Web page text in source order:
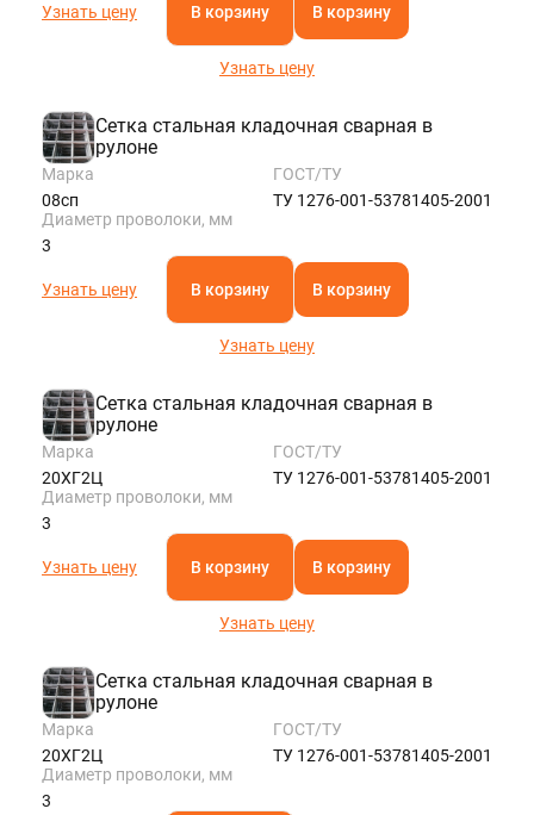
Узнать цену В корзину В корзину
Узнать цену
Сетка стальная кладочная сварная в
рулоне
Марка
08сп
ГОСТ/ТУ
ТУ 1276-001-53781405-2001
Диаметр проволоки, мм
3
Узнать цену В корзину В корзину
Узнать цену
Сетка стальная кладочная сварная в
рулоне
Марка
20ХГ2Ц
ГОСТ/ТУ
ТУ 1276-001-53781405-2001
Диаметр проволоки, мм
3
Узнать цену В корзину В корзину
Узнать цену
Сетка стальная кладочная сварная в
рулоне
Марка
20ХГ2Ц
ГОСТ/ТУ
ТУ 1276-001-53781405-2001
Диаметр проволоки, мм
3